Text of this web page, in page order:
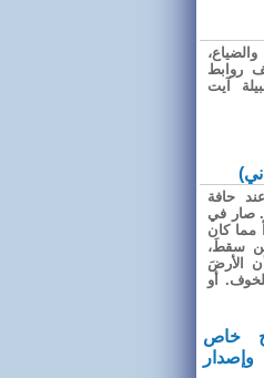
روابط
آيت
حافة
صار في
مما كان
سقطَ،
الأرضَ
أو
خاص